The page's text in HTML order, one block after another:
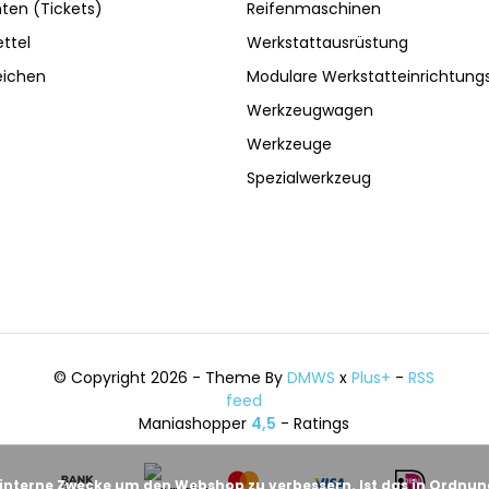
(Tickets)
Reifenmaschinen
Werkstattausrüstung
Modulare
Werkzeugwagen
Werkzeuge
Spezialwerkzeug
© Copyright 2026 - Theme ByDMWS xPlus+ -RSS
feed
Maniashopper 4,5 - Ratings
Zwecke um den Webshop zu verbessern. Ist das in